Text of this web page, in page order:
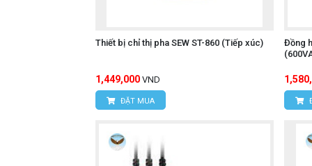
Xem thêm: Ampe kìm đo điện trở đất
Thiết bị chỉ thị pha SEW ST-860 (Tiếp xúc)
1,449,000 VND
ĐẶT MUA
Đồng